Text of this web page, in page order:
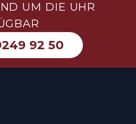
UM DIE UHR
92 50